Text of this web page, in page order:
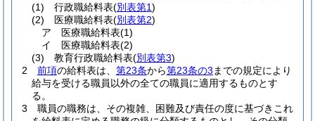
(1)
行政職給料表(別表第1)
(2)
医療職給料表(別表第2)
ア
医療職給料表(1)
イ
医療職給料表(2)
(3)
教育行政職給料表(別表第3)
2
前項の給料表は、 第23条から第23条の3 までの規定により
給与を受ける職員以外の全ての職員に適用するものとす
る。
3
職員の職務は、その複雑、困難及び責任の度に基づきこれ